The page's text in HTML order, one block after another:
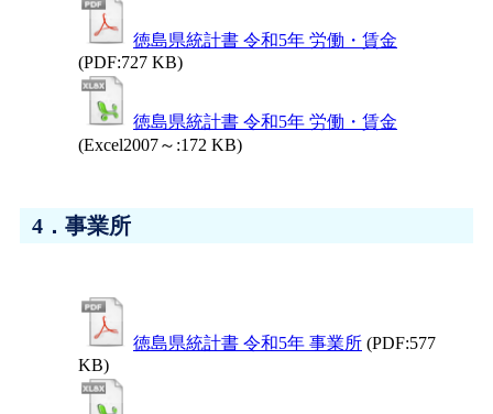
徳島県統計書 令和5年 労働・賃金
(PDF:727 KB)
徳島県統計書 令和5年 労働・賃金
(Excel2007～:172 KB)
4．事業所
徳島県統計書 令和5年 事業所 (PDF:577
KB)